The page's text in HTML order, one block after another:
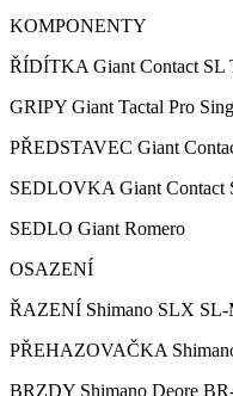
KOMPONENTY
ŘÍDÍTKA Giant Contact SL
GRIPY Giant Tactal Pro
PŘEDSTAVEC Giant
SEDLOVKA Giant Contact
SEDLO Giant Romero
OSAZENÍ
ŘAZENÍ Shimano SLX SL-
PŘEHAZOVAČKA
BRZDY Shimano Deore